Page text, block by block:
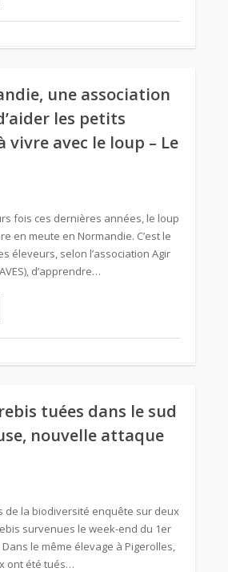
une association
les petits
vivre avec le loup – Le
fois ces dernières années, le loup
en meute en Normandie. C’est le
éleveurs, selon l’association Agir
d’apprendre…
tuées dans le sud
nouvelle attaque
de la biodiversité enquête sur deux
survenues le week-end du 1er
le même élevage à Pigerolles,
ont été tués…